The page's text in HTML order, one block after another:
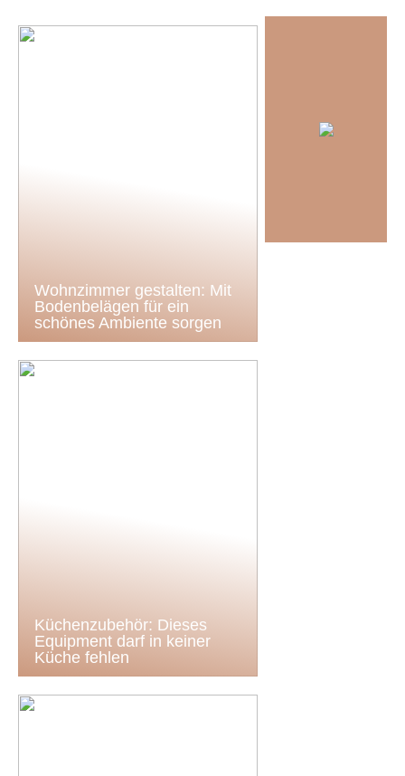
Wohnzimmer gestalten: Mit
Bodenbelägen für ein
schönes Ambiente sorgen
Küchenzubehör: Dieses
Equipment darf in keiner
Küche fehlen